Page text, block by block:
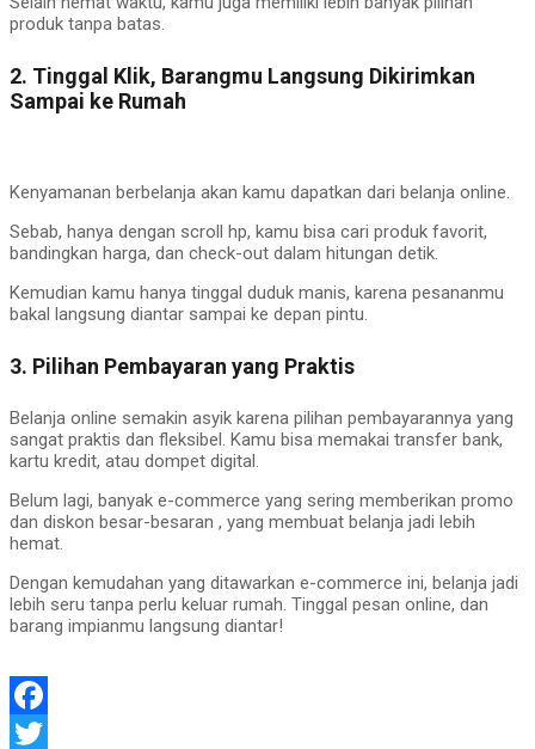
produk tanpa batas.
2. Tinggal Klik, Barangmu Langsung Dikirimkan
Sampai ke Rumah
Kenyamanan berbelanja akan kamu dapatkan dari belanja online.
Sebab, hanya dengan scroll hp, kamu bisa cari produk favorit,
bandingkan harga, dan check-out dalam hitungan detik.
Kemudian kamu hanya tinggal duduk manis, karena pesananmu
bakal langsung diantar sampai ke depan pintu.
3. Pilihan Pembayaran yang Praktis
Belanja online semakin asyik karena pilihan pembayarannya yang
sangat praktis dan fleksibel. Kamu bisa memakai transfer bank,
kartu kredit, atau dompet digital.
Belum lagi, banyak e-commerce yang sering memberikan promo
dan diskon besar-besaran , yang membuat belanja jadi lebih
hemat.
Dengan kemudahan yang ditawarkan e-commerce ini, belanja jadi
lebih seru tanpa perlu keluar rumah. Tinggal pesan online, dan
barang impianmu langsung diantar!
Facebook